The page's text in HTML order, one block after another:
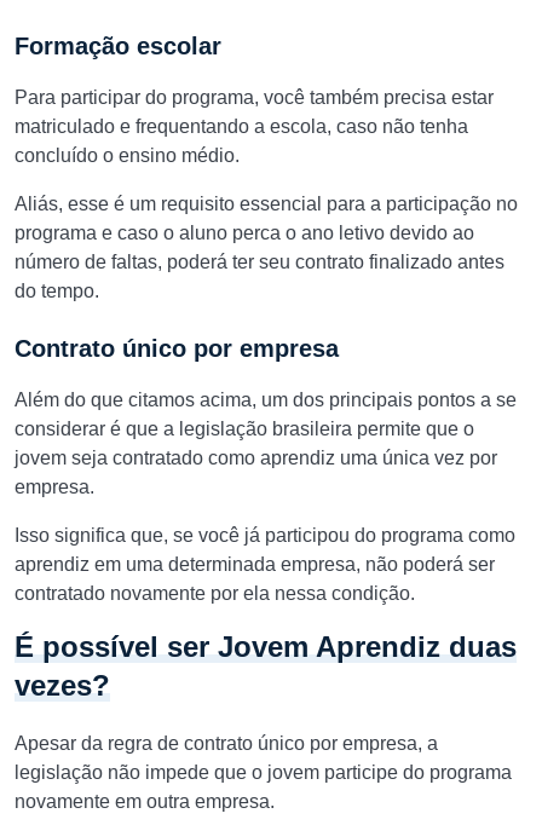
Formação escolar
Para participar do programa, você também precisa estar
matriculado e frequentando a escola, caso não tenha
concluído o ensino médio.
Aliás, esse é um requisito essencial para a participação no
programa e caso o aluno perca o ano letivo devido ao
número de faltas, poderá ter seu contrato finalizado antes
do tempo.
Contrato único por empresa
Além do que citamos acima, um dos principais pontos a se
considerar é que a legislação brasileira permite que o
jovem seja contratado como aprendiz uma única vez por
empresa.
Isso significa que, se você já participou do programa como
aprendiz em uma determinada empresa, não poderá ser
contratado novamente por ela nessa condição.
É possível ser Jovem Aprendiz duas
vezes?
Apesar da regra de contrato único por empresa, a
legislação não impede que o jovem participe do programa
novamente em outra empresa.